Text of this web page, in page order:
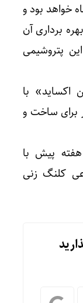
مدت زمان اجرای این طرح ۳۶ ماه خواهد بود و
برداری آن
پتروشیمی
اکساید» با
میلیون دلار برای ساخت و
پتروشیمی کیمیای اندیمشک نیز ۲ هفته پیش با
کلنگ زنی